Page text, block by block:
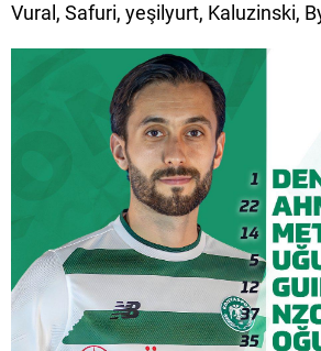
Vural, Safuri, yeşilyurt, Kaluzinski,